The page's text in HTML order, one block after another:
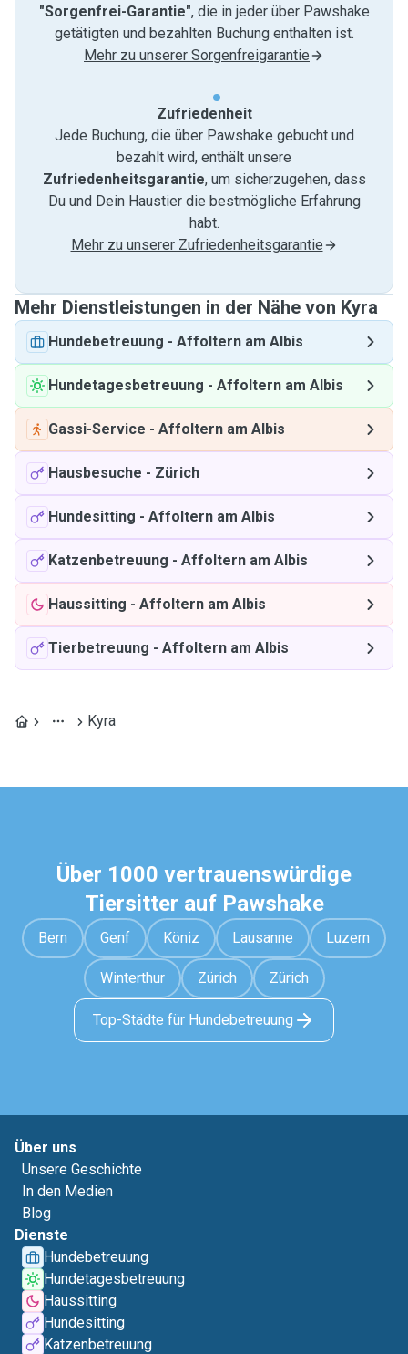
"Sorgenfrei-Garantie", die in jeder über Pawshake
getätigten und bezahlten Buchung enthalten ist.
Mehr zu unserer Sorgenfreigarantie
Zufriedenheit
Jede Buchung, die über Pawshake gebucht und
bezahlt wird, enthält unsere
Zufriedenheitsgarantie, um sicherzugehen, dass
Du und Dein Haustier die bestmögliche Erfahrung
habt.
Mehr zu unserer Zufriedenheitsgarantie
Mehr Dienstleistungen in der Nähe von Kyra
Hundebetreuung - Affoltern am Albis
Hundetagesbetreuung - Affoltern am Albis
Gassi-Service - Affoltern am Albis
Hausbesuche - Zürich
Hundesitting - Affoltern am Albis
Katzenbetreuung - Affoltern am Albis
Haussitting - Affoltern am Albis
Tierbetreuung - Affoltern am Albis
Kyra
Über 1000 vertrauenswürdige
Tiersitter auf Pawshake
Bern Genf Köniz Lausanne Luzern
Winterthur Zürich Zürich
Top-Städte für Hundebetreuung
Über uns
Unsere Geschichte
In den Medien
Blog
Dienste
Hundebetreuung
Hundetagesbetreuung
Haussitting
Hundesitting
Katzenbetreuung